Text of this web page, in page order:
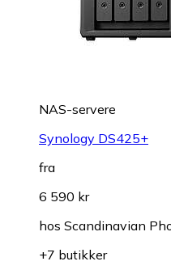
NAS-servere
Synology DS425+
fra
6 590 kr
hos Scandinavian
+7 butikker